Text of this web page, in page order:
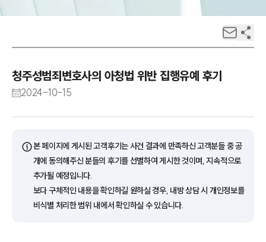
청주성범죄변호사의 아청법 위반 집행유예 후기
2024-10-15
ⓘ본 페이지에 게시된 고객후기는 사건 결과에 만족하신 고객분들 중 공
개에 동의해주신 분들의 후기를 선별하여 게시한 것이며, 지속적으로
추가될 예정입니다.
보다 구체적인 내용을 확인하길 원하실 경우, 내방 상담 시 개인정보를
비식별 처리한 범위 내에서 확인하실 수 있습니다.